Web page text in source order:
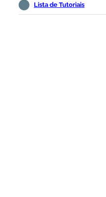
Lista de Tutoriais